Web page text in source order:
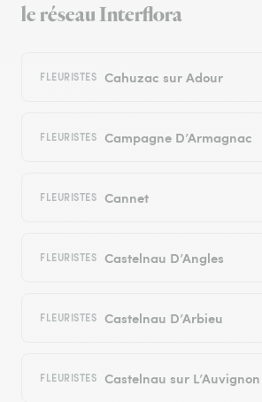
le réseau Interflora
FLEURISTES Cahuzac sur Adour
FLEURISTES Campagne D’Armagnac
FLEURISTES Cannet
FLEURISTES Castelnau D’Angles
FLEURISTES Castelnau D’Arbieu
FLEURISTES Castelnau sur L’Auvignon